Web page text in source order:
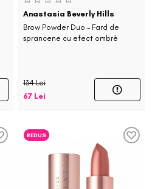
Anastasia Beverly Hills
Brow Powder Duo - Fard de
sprancene cu efect ombrè
134 Lei
67 Lei
REDUS